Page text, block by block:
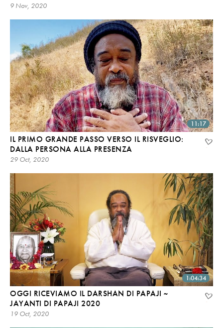
9 Nov, 2020
11:17
IL PRIMO GRANDE PASSO VERSO IL RISVEGLIO:
DALLA PERSONA ALLA PRESENZA
29 Oct, 2020
1:04:34
OGGI RICEVIAMO IL DARSHAN DI PAPAJI ~
JAYANTI DI PAPAJI 2020
19 Oct, 2020